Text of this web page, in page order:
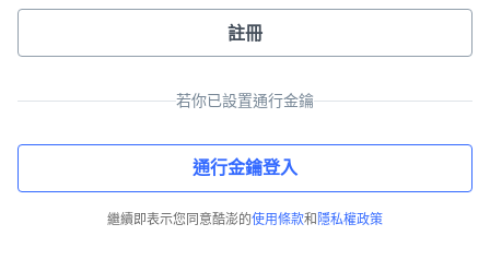
註冊
若你已設置通行金鑰
通行金鑰登入
繼續即表示您同意酷澎的使用條款和 隱私權政策